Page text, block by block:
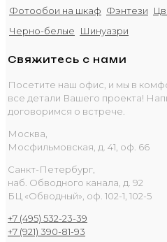
Фотообои на шкаф Фэнтези
Черно-белые
Шинуазри
Свяжитесь с нами
Посетите наш офис, и мы в
все детали Вашего проекта!
договоримся о встрече.
Москва,
Мосфильмовская, д. 41, оф. 66
Санкт-Петербург,
наб. Обводного канала, д. 92
БЦ «Обводный», оф. 102-1, 102-5
+7 (495) 532-23-39
+7 (921) 390-81-93